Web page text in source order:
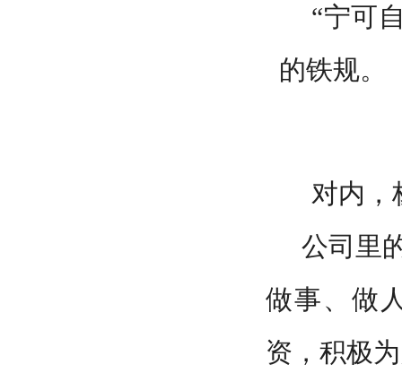
“宁可
的铁规。
对内，
公司里
做事、做
资，积极